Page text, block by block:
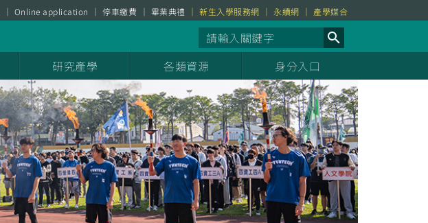
Online application 停車繳費 畢業典禮 新生入學服務網 永續網 產學媒合
研究產學 各類資源 身分入口